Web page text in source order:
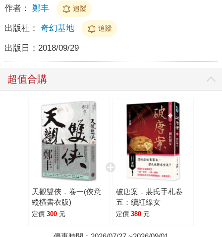
作者： 鄭丰 追蹤
出版社： 奇幻基地 追蹤
出版日： 2018/09/29
超值合購
天觀雙俠．卷一(俠意
縱橫書衣版)
定價 300 元
破唐案．裴氏手札卷
五：續紅線女
定價 380 元